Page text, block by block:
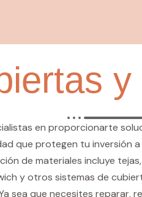
y
en proporcionarte
que protegen tu inversión
de materiales incluye
y otros sistemas de
sea que necesites reparar,